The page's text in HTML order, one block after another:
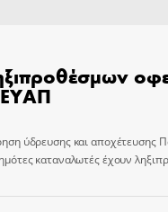
ύδρευσης και αποχέτευσης
καταναλωτές έχουν